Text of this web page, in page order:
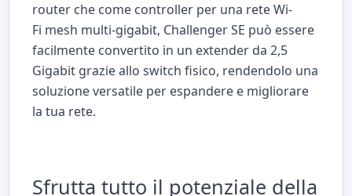
router che come controller per una rete Wi-
Fi mesh multi-gigabit, Challenger SE può essere
facilmente convertito in un extender da 2,5
Gigabit grazie allo switch fisico, rendendolo una
soluzione versatile per espandere e migliorare
la tua rete.
Sfrutta tutto il potenziale della